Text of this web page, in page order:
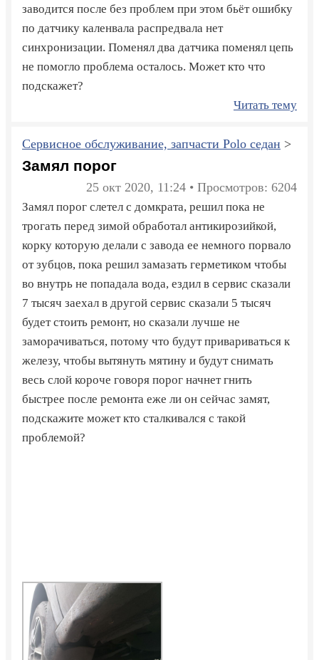
заводится после без проблем при этом бьёт ошибку
по датчику каленвала распредвала нет
синхронизации. Поменял два датчика поменял цепь
не помогло проблема осталось. Может кто что
подскажет?
Читать тему
Сервисное обслуживание, запчасти Polo седан >
Замял порог
25 окт 2020, 11:24 • Просмотров: 6204
Замял порог слетел с домкрата, решил пока не
трогать перед зимой обработал антикирозийкой,
корку которую делали с завода ее немного порвало
от зубцов, пока решил замазать герметиком чтобы
во внутрь не попадала вода, ездил в сервис сказали
7 тысяч заехал в другой сервис сказали 5 тысяч
будет стоить ремонт, но сказали лучше не
заморачиваться, потому что будут привариваться к
железу, чтобы вытянуть мятину и будут снимать
весь слой короче говоря порог начнет гнить
быстрее после ремонта еже ли он сейчас замят,
подскажите может кто сталкивался с такой
проблемой?